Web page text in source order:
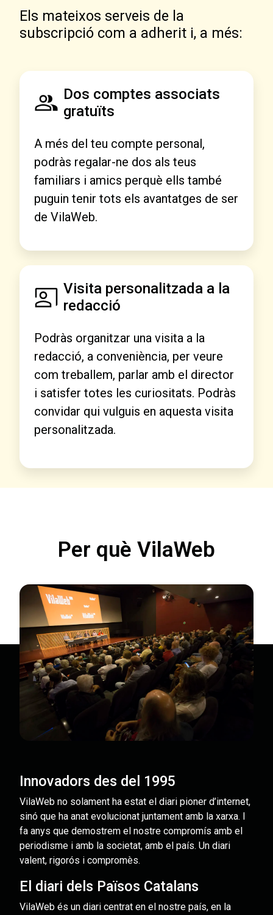
Els mateixos serveis de la
subscripció com a adherit i, a més:
Dos comptes associats
gratuïts
A més del teu compte personal,
podràs regalar-ne dos als teus
familiars i amics perquè ells també
puguin tenir tots els avantatges de ser
de VilaWeb.
Visita personalitzada a la
redacció
Podràs organitzar una visita a la
redacció, a conveniència, per veure
com treballem, parlar amb el director
i satisfer totes les curiositats. Podràs
convidar qui vulguis en aquesta visita
personalitzada.
Per què VilaWeb
Innovadors des del 1995
VilaWeb no solament ha estat el diari pioner d’internet,
sinó que ha anat evolucionat juntament amb la xarxa. I
fa anys que demostrem el nostre compromís amb el
periodisme i amb la societat, amb el país. Un diari
valent, rigorós i compromès.
El diari dels Països Catalans
VilaWeb és un diari centrat en el nostre país, en la